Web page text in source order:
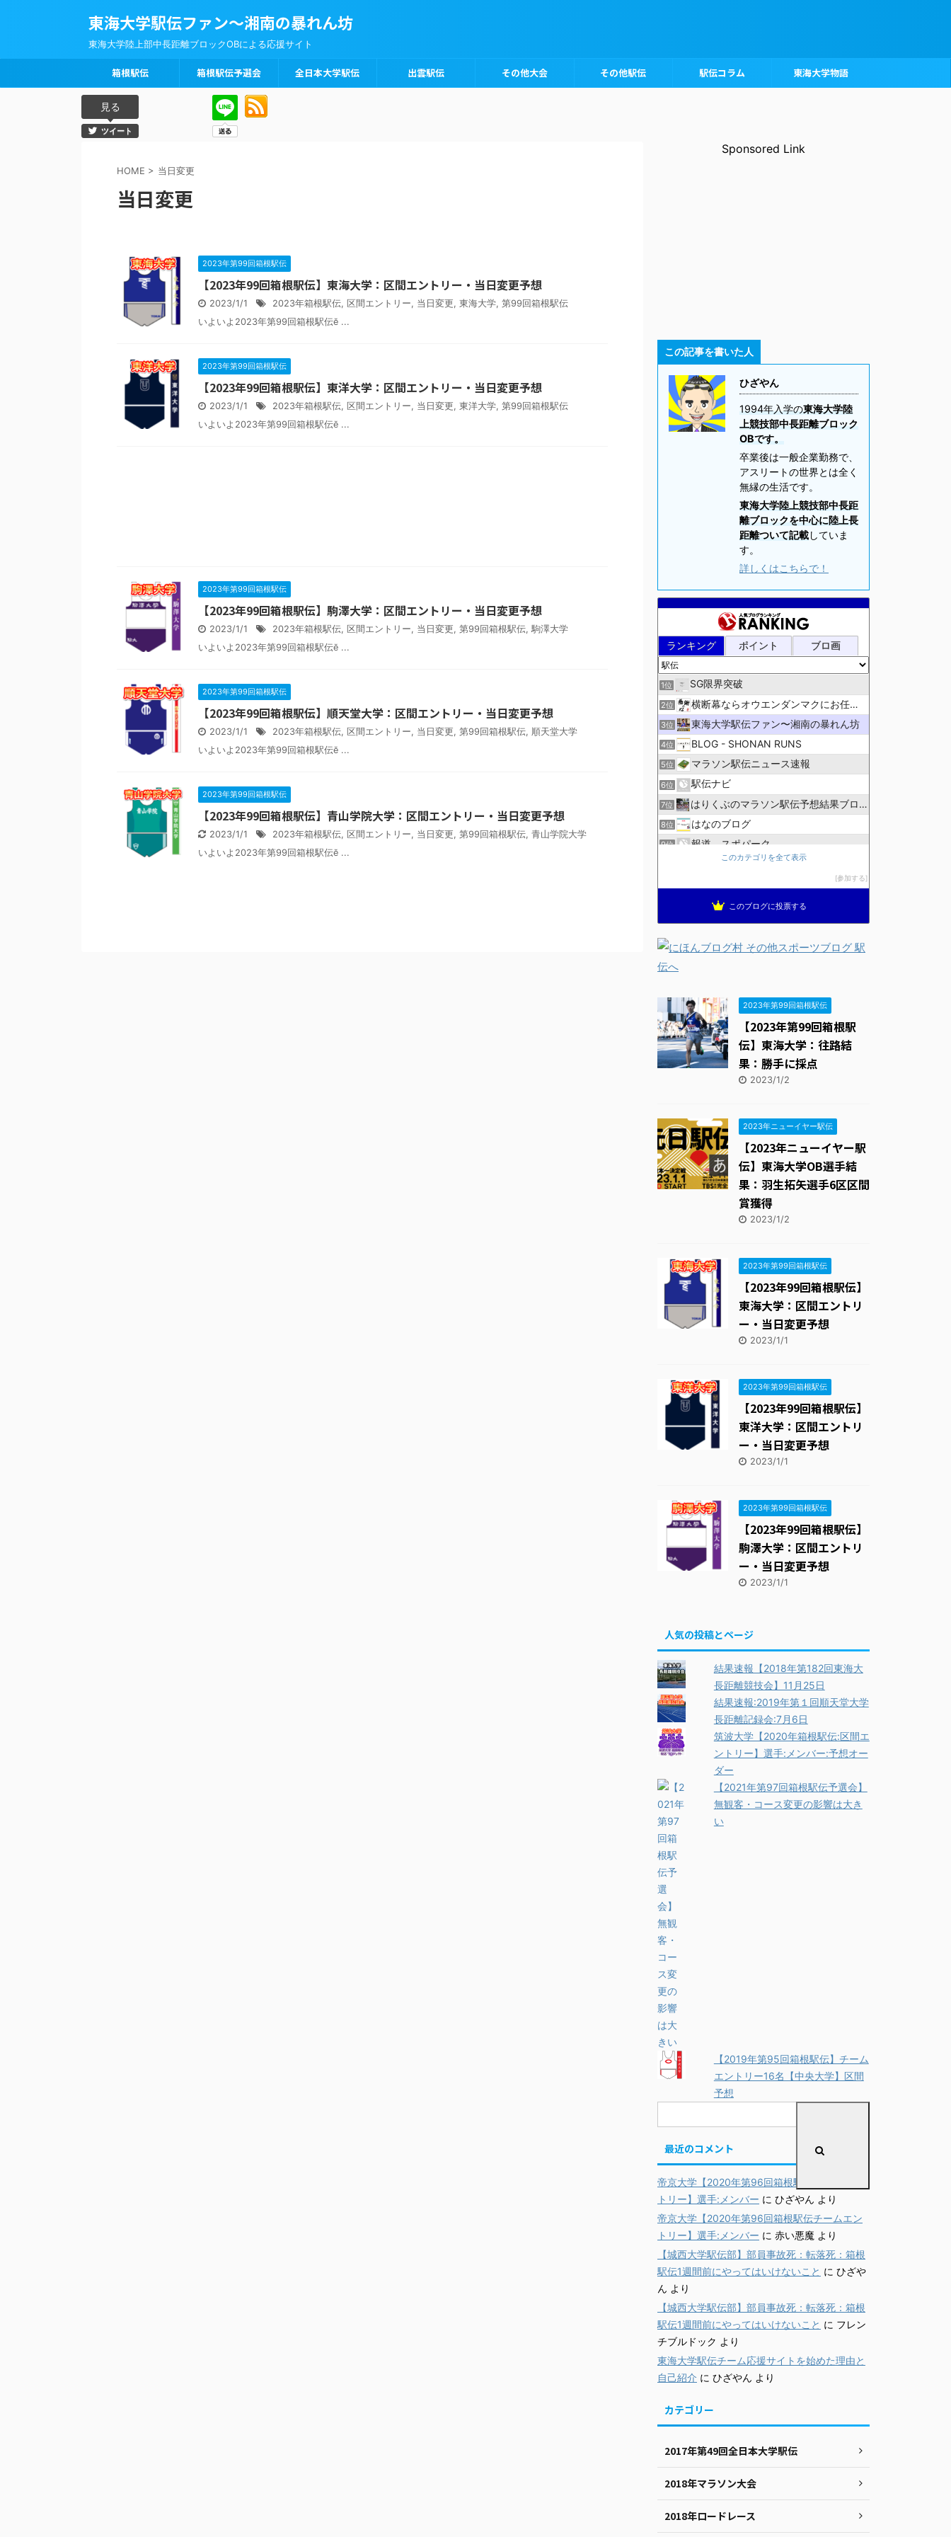
東海大学駅伝ファン～湘南の暴れん坊
東海大学陸上部中長距離ブロックOBによる応援サイト
箱根駅伝 箱根駅伝予選会 全日本大学駅伝 出雲駅伝 その他大会 その他駅伝 駅伝コラム 東海大学物語
見る
ツイート
HOME > 当日変更
当日変更
2023年第99回箱根駅伝
【2023年99回箱根駅伝】東海大学：区間エントリー・当日変更予想
2023/1/1 2023年箱根駅伝, 区間エントリー, 当日変更, 東海大学, 第99回箱根駅伝
いよいよ2023年第99回箱根駅伝ӗ ...
2023年第99回箱根駅伝
【2023年99回箱根駅伝】東洋大学：区間エントリー・当日変更予想
2023/1/1 2023年箱根駅伝, 区間エントリー, 当日変更, 東洋大学, 第99回箱根駅伝
いよいよ2023年第99回箱根駅伝ӗ ...
2023年第99回箱根駅伝
【2023年99回箱根駅伝】駒澤大学：区間エントリー・当日変更予想
2023/1/1 2023年箱根駅伝, 区間エントリー, 当日変更, 第99回箱根駅伝, 駒澤大学
いよいよ2023年第99回箱根駅伝ӗ ...
2023年第99回箱根駅伝
【2023年99回箱根駅伝】順天堂大学：区間エントリー・当日変更予想
2023/1/1 2023年箱根駅伝, 区間エントリー, 当日変更, 第99回箱根駅伝, 順天堂大学
いよいよ2023年第99回箱根駅伝ӗ ...
2023年第99回箱根駅伝
【2023年99回箱根駅伝】青山学院大学：区間エントリー・当日変更予想
2023/1/1 2023年箱根駅伝, 区間エントリー, 当日変更, 第99回箱根駅伝, 青山学院大学
いよいよ2023年第99回箱根駅伝ӗ ...
Sponsored Link
この記事を書いた人
ひざやん
1994年入学の東海大学陸
上競技部中長距離ブロック
OBです。
卒業後は一般企業勤務で、
アスリートの世界とは全く
無縁の生活です。
東海大学陸上競技部中長距
離ブロックを中心に陸上長
距離ついて記載していま
す。
詳しくはこちらで！
ランキング ポイント ブロ画
1位 SG限界突破
2位 横断幕ならオウエンダンマクにお任せ！
3位 東海大学駅伝ファン〜湘南の暴れん坊
4位 BLOG - SHONAN RUNS
5位 マラソン駅伝ニュース速報
6位 駅伝ナビ
7位 はりくぶのマラソン駅伝予想結果ブログ
8位 はなのブログ
9位 報道 スポパーク
高校駅伝ファン
ほぼニートの資格取得日記（マラソン編）
13位 ブレインランナーズのマラソン日記
14位 全国高校駅伝速報
15位
このカテゴリを全て表示
参加する
このブログに投票する
2023年第99回箱根駅伝
【2023年第99回箱根駅
伝】東海大学：往路結
果：勝手に採点
2023/1/2
2023年ニューイヤー駅伝
【2023年ニューイヤー駅
伝】東海大学OB選手結
果：羽生拓矢選手6区区間
賞獲得
2023/1/2
2023年第99回箱根駅伝
【2023年99回箱根駅伝】
東海大学：区間エントリ
ー・当日変更予想
2023/1/1
2023年第99回箱根駅伝
【2023年99回箱根駅伝】
東洋大学：区間エントリ
ー・当日変更予想
2023/1/1
2023年第99回箱根駅伝
【2023年99回箱根駅伝】
駒澤大学：区間エントリ
ー・当日変更予想
2023/1/1
人気の投稿とページ
結果速報【2018年第182回東海大
長距離競技会】11月25日
結果速報:2019年第１回順天堂大学
長距離記録会:7月6日
筑波大学【2020年箱根駅伝:区間エ
ントリー】選手:メンバー:予想オー
ダー
【2021年第97回箱根駅伝予選会】
無観客・コース変更の影響は大き
い
【2019年第95回箱根駅伝】チーム
エントリー16名【中央大学】区間
予想
最近のコメント
帝京大学【2020年第96回箱根駅伝チームエン
トリー】選手:メンバー に ひざやん より
帝京大学【2020年第96回箱根駅伝チームエン
トリー】選手:メンバー に 赤い悪魔 より
【城西大学駅伝部】部員事故死：転落死：箱根
駅伝1週間前にやってはいけないこと に ひざや
ん より
【城西大学駅伝部】部員事故死：転落死：箱根
駅伝1週間前にやってはいけないこと に フレン
チブルドック より
東海大学駅伝チーム応援サイトを始めた理由と
自己紹介 に ひざやん より
カテゴリー
2017年第49回全日本大学駅伝
2018年マラソン大会
2018年ロードレース